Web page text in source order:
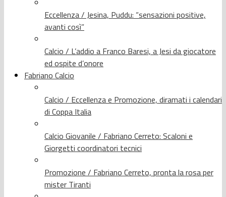
Eccellenza / Jesina, Puddu: “sensazioni positive,
avanti così”
Calcio / L’addio a Franco Baresi, a Jesi da giocatore
ed ospite d’onore
Fabriano Calcio
Calcio / Eccellenza e Promozione, diramati i calendari
di Coppa Italia
Calcio Giovanile / Fabriano Cerreto: Scaloni e
Giorgetti coordinatori tecnici
Promozione / Fabriano Cerreto, pronta la rosa per
mister Tiranti